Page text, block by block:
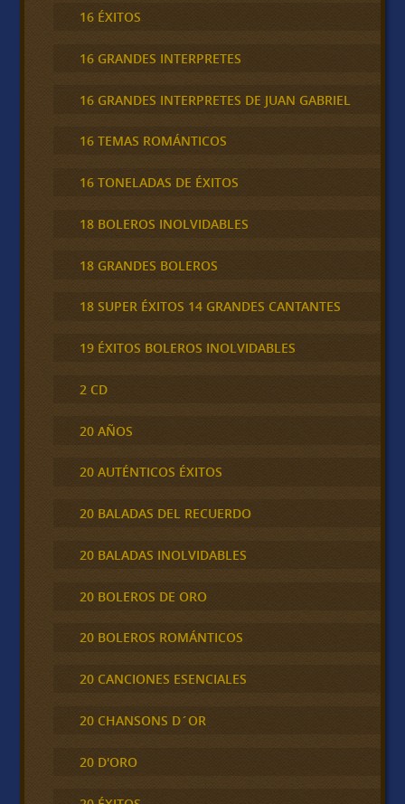
16 ÉXITOS
16 GRANDES INTERPRETES
16 GRANDES INTERPRETES DE JUAN GABRIEL
16 TEMAS ROMÁNTICOS
16 TONELADAS DE ÉXITOS
18 BOLEROS INOLVIDABLES
18 GRANDES BOLEROS
18 SUPER ÉXITOS 14 GRANDES CANTANTES
19 ÉXITOS BOLEROS INOLVIDABLES
2 CD
20 AÑOS
20 AUTÉNTICOS ÉXITOS
20 BALADAS DEL RECUERDO
20 BALADAS INOLVIDABLES
20 BOLEROS DE ORO
20 BOLEROS ROMÁNTICOS
20 CANCIONES ESENCIALES
20 CHANSONS D´OR
20 D'ORO